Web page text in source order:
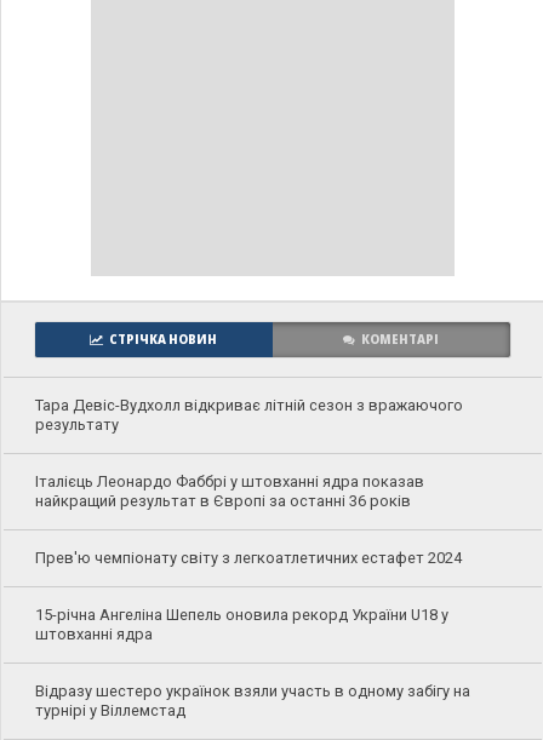
СТРІЧКА НОВИН КОМЕНТАРІ
Тара Девіс-Вудхолл відкриває літній сезон з вражаючого
результату
Італієць Леонардо Фаббрі у штовханні ядра показав
найкращий результат в Європі за останні 36 років
Прев'ю чемпіонату світу з легкоатлетичних естафет 2024
15-річна Ангеліна Шепель оновила рекорд України U18 у
штовханні ядра
Відразу шестеро українок взяли участь в одному забігу на
турнірі у Віллемстад